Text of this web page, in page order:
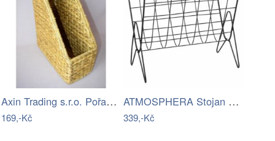
Axin Trading s.r.o. Pořadač na časopisy…
169,-Kč
ATMOSPHERA Stojan na noviny Tron černý
339,-Kč